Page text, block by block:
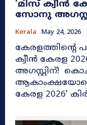
‘മിസ് ക്വീൻ
സോനു
Kerala May 24, 2026
കേരളത്തിന്റെ
ക്വീൻ കേരള
അഗസ്റ്റിന്! കൊച്ചി: ഫാഷൻ ലോകം
ആകാംക്ഷയോടെ
കേരള 2026’